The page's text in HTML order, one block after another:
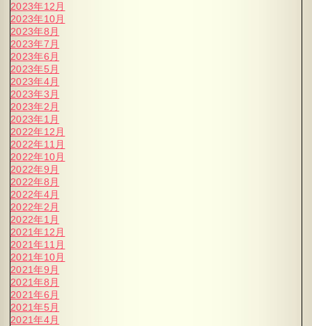
2023年12月
2023年10月
2023年8月
2023年7月
2023年6月
2023年5月
2023年4月
2023年3月
2023年2月
2023年1月
2022年12月
2022年11月
2022年10月
2022年9月
2022年8月
2022年4月
2022年2月
2022年1月
2021年12月
2021年11月
2021年10月
2021年9月
2021年8月
2021年6月
2021年5月
2021年4月